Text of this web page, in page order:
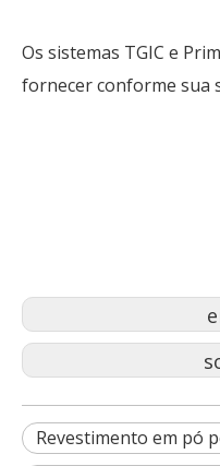
Os sistemas TGIC e
fornecer conforme sua
Revestimento em pó